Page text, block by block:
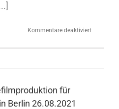
Kommentare deaktiviertfür
für
Berlin 26.08.2021